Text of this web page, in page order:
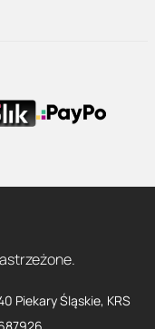
Piekary Śląskie, KRS